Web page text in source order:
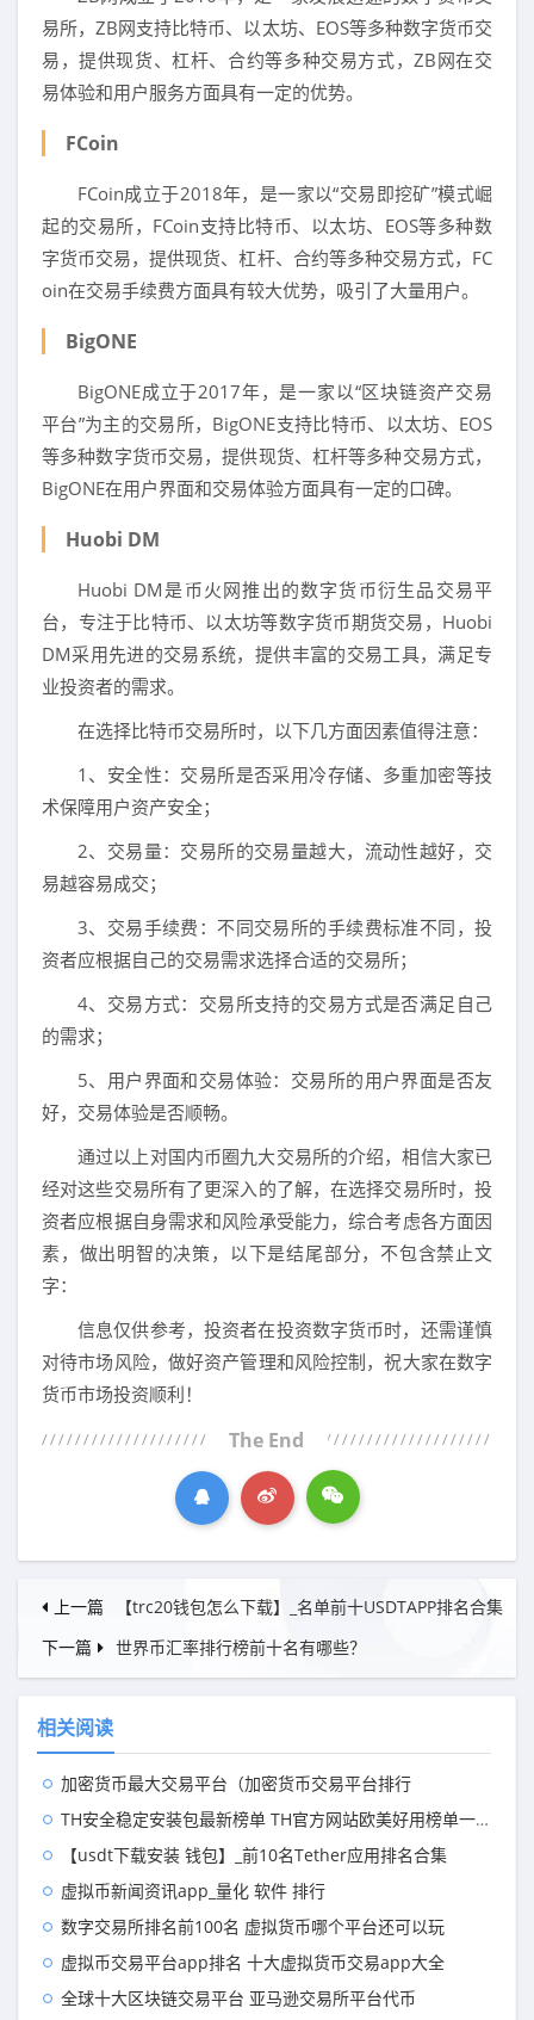
易所，ZB网支持比特币、以太坊、EOS等多种数字货币交
易，提供现货、杠杆、合约等多种交易方式，ZB网在交
易体验和用户服务方面具有一定的优势。
FCoin
FCoin成立于2018年，是一家以“交易即挖矿”模式崛
起的交易所，FCoin支持比特币、以太坊、EOS等多种数
字货币交易，提供现货、杠杆、合约等多种交易方式，FC
oin在交易手续费方面具有较大优势，吸引了大量用户。
BigONE
BigONE成立于2017年，是一家以“区块链资产交易
平台”为主的交易所，BigONE支持比特币、以太坊、EOS
等多种数字货币交易，提供现货、杠杆等多种交易方式，
BigONE在用户界面和交易体验方面具有一定的口碑。
Huobi DM
Huobi DM是币火网推出的数字货币衍生品交易平
台，专注于比特币、以太坊等数字货币期货交易，Huobi
DM采用先进的交易系统，提供丰富的交易工具，满足专
业投资者的需求。
在选择比特币交易所时，以下几方面因素值得注意：
1、安全性：交易所是否采用冷存储、多重加密等技
术保障用户资产安全；
2、交易量：交易所的交易量越大，流动性越好，交
易越容易成交；
3、交易手续费：不同交易所的手续费标准不同，投
资者应根据自己的交易需求选择合适的交易所；
4、交易方式：交易所支持的交易方式是否满足自己
的需求；
5、用户界面和交易体验：交易所的用户界面是否友
好，交易体验是否顺畅。
通过以上对国内币圈九大交易所的介绍，相信大家已
经对这些交易所有了更深入的了解，在选择交易所时，投
资者应根据自身需求和风险承受能力，综合考虑各方面因
素，做出明智的决策，以下是结尾部分，不包含禁止文
字：
信息仅供参考，投资者在投资数字货币时，还需谨慎
对待市场风险，做好资产管理和风险控制，祝大家在数字
货币市场投资顺利！
The End
上一篇
【trc20钱包怎么下载】_名单前十USDTAPP排名合集
下一篇
世界币汇率排行榜前十名有哪些？
相关阅读
加密货币最大交易平台（加密货币交易平台排行
TH安全稳定安装包最新榜单 TH官方网站欧美好用榜单一览
【usdt下载安装 钱包】_前10名Tether应用排名合集
虚拟币新闻资讯app_量化 软件 排行
数字交易所排名前100名 虚拟货币哪个平台还可以玩
虚拟币交易平台app排名 十大虚拟货币交易app大全
全球十大区块链交易平台 亚马逊交易所平台代币